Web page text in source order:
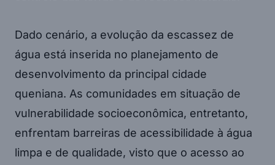
Dado cenário, a evolução da escassez de
água está inserida no planejamento de
desenvolvimento da principal cidade
queniana. As comunidades em situação de
vulnerabilidade socioeconômica, entretanto,
enfrentam barreiras de acessibilidade à água
limpa e de qualidade, visto que o acesso ao